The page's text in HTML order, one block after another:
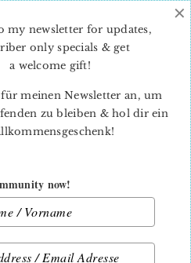
my newsletter for updates,
only specials & get
a welcome gift!
meinen Newsletter an, um
zu bleiben & hol dir ein
now!
×